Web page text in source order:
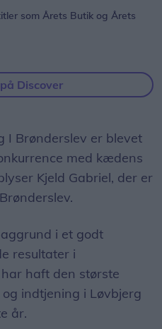
som Årets Butik og Årets
Discover
I Brønderslev er blevet
med kædens
Kjeld Gabriel, der er
i et godt
resultater i
haft den største
indtjening i Løvbjerg
år.